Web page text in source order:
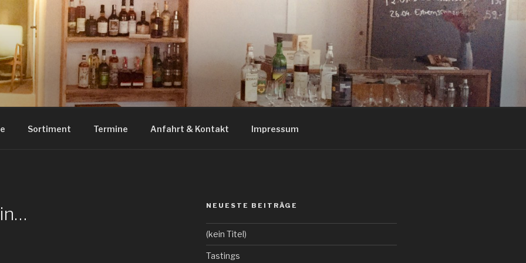
HILDESHEIM
und Tastings in Hildesheim
Sortiment Termine Anfahrt & Kontakt Impressum
NEUESTE BEITRÄGE
(kein Titel)
Tastings